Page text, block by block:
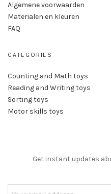
Algemene voorwaarden
Materialen en kleuren
FAQ
CATEGORIES
Counting and Math toys
Reading and Writing toys
Sorting toys
Motor skills toys
Get instant updates